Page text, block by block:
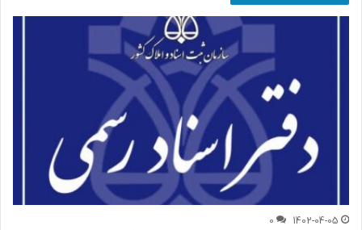
1402-04-05
0